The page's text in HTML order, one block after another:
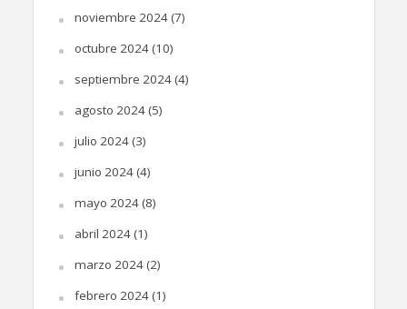
noviembre 2024(7)
octubre 2024(10)
septiembre 2024(4)
agosto 2024(5)
julio 2024(3)
junio 2024(4)
mayo 2024(8)
abril 2024(1)
marzo 2024(2)
febrero 2024(1)